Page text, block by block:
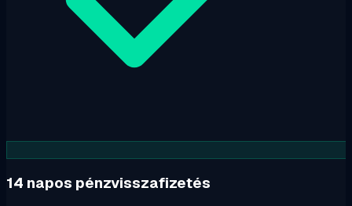
14 napos pénzvisszafizetés